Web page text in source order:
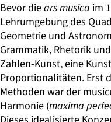
Bevor diears musica im
Lehrumgebung des
Geometrie und
Grammatik, Rhetorik
Zahlen-Kunst, eine
Proportionalitäten. Erst
Methoden war der
Harmonie (maxima